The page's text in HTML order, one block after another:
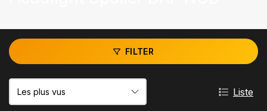
FILTER
Liste